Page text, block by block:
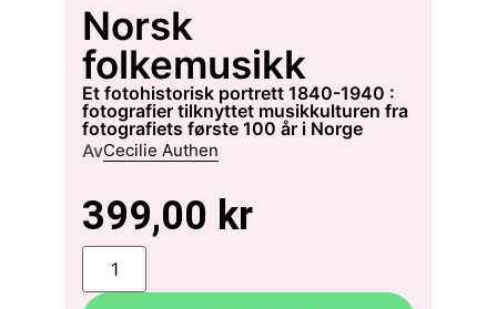
Norsk
folkemusikk
et fotohistorisk portrett 1840-1940 :
fotografier tilknyttet musikkulturen fra
fotografiets første 100 år i Norge
AvCecilie Authen
399,00 kr